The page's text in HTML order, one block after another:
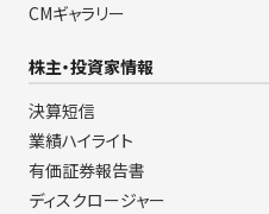
CMギャラリー
株主・投資家情報
決算短信
業績ハイライト
有価証券報告書
ディスクロージャー